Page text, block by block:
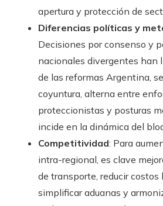
apertura y protección de
Diferencias políticas y
Decisiones por consenso y
nacionales divergentes han
de las reformas Argentina,
coyuntura, alterna entre
proteccionistas y posturas
incide en la dinámica del
Competitividad: Para
intra-regional, es clave
de transporte, reducir costos
simplificar aduanas y